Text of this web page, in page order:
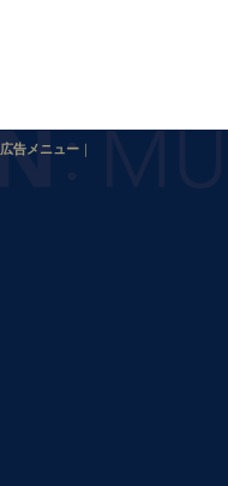
広告メニュー ｜